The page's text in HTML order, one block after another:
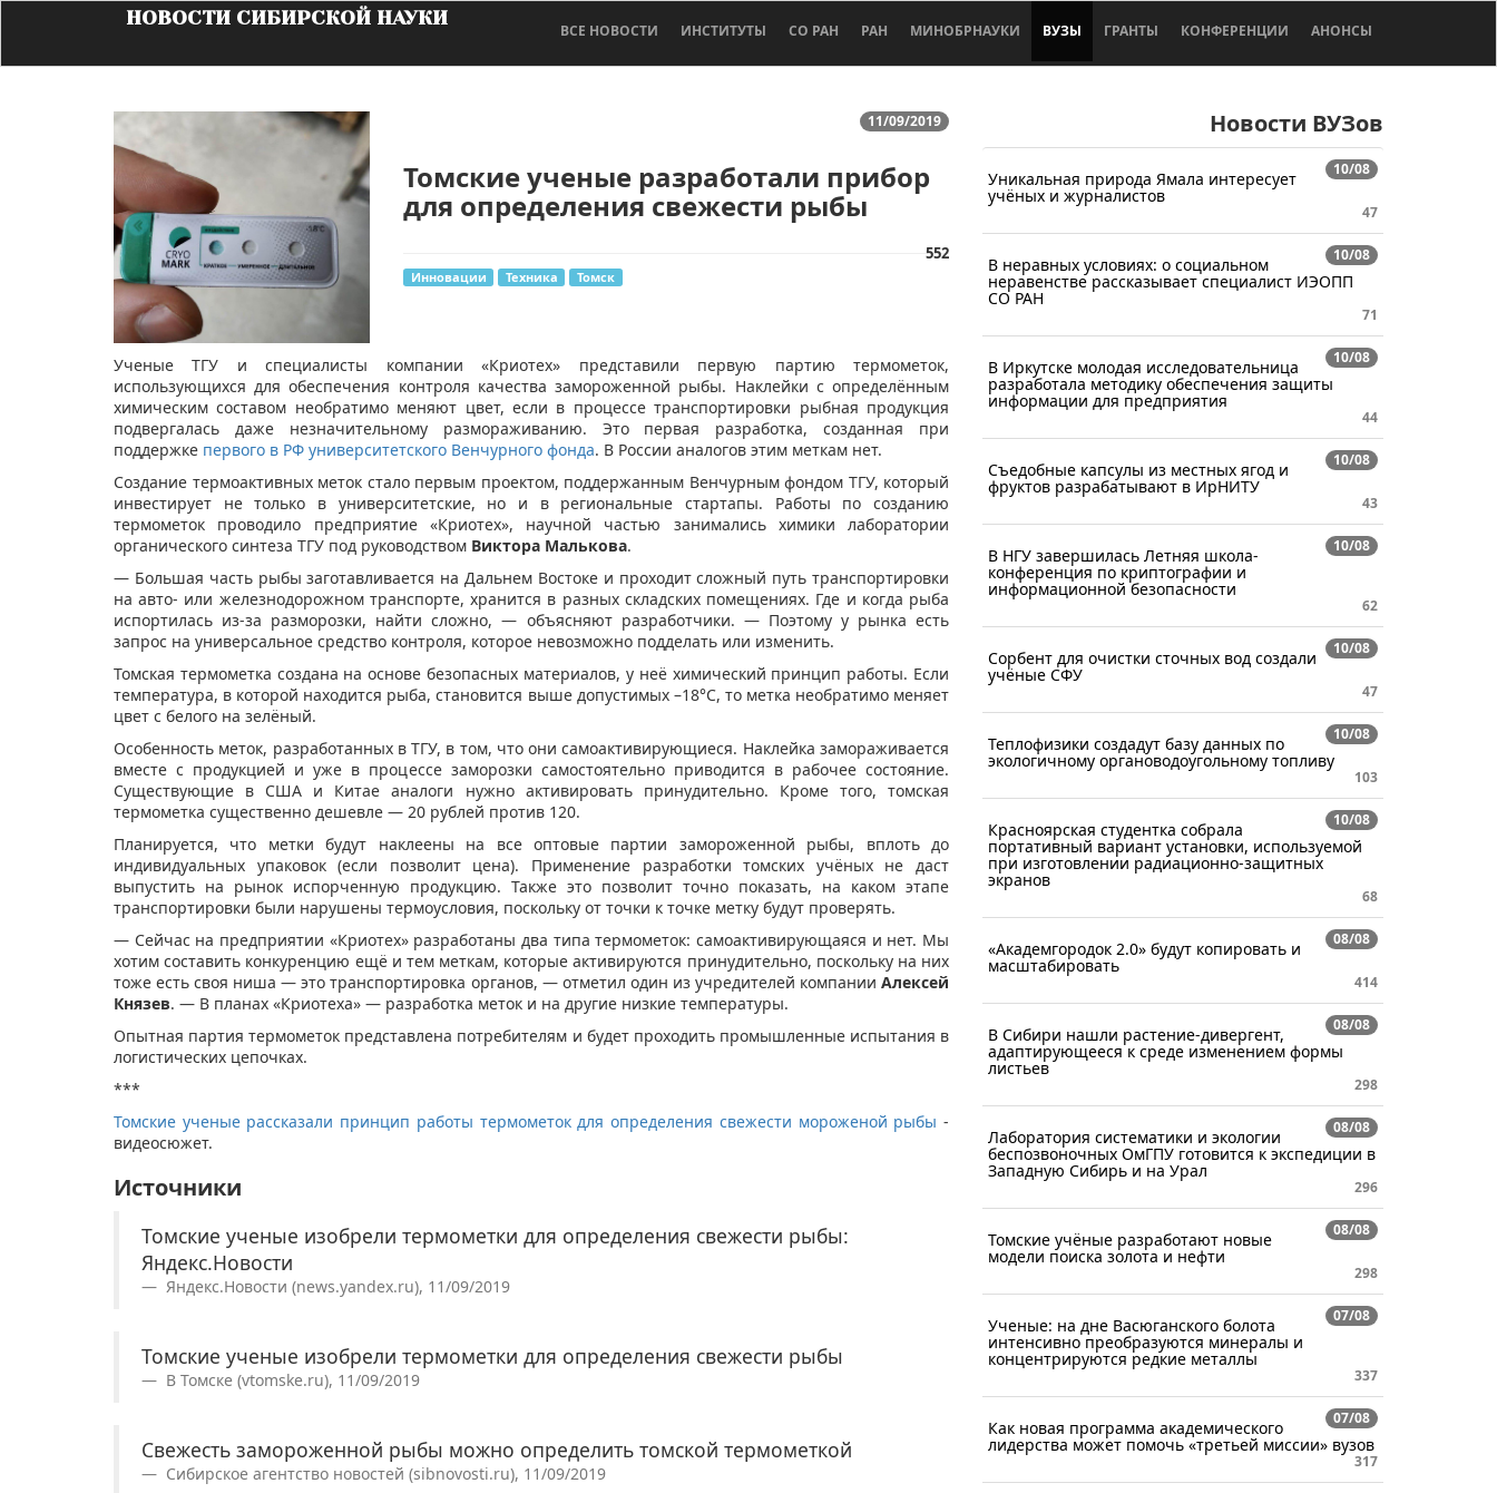
НОВОСТИ СИБИРСКОЙ НАУКИ
ВСЕ НОВОСТИ ИНСТИТУТЫ СО РАН РАН МИНОБРНАУКИ ВУЗЫ ГРАНТЫ КОНФЕРЕНЦИИ АНОНСЫ
11/09/2019
Томские ученые разработали прибор
для определения свежести рыбы
552
Инновации Техника Томск
​Ученые ТГУ и специалисты компании «Криотех» представили первую партию термометок,
использующихся для обеспечения контроля качества замороженной рыбы. Наклейки с определённым
химическим составом необратимо меняют цвет, если в процессе транспортировки рыбная продукция
подвергалась даже незначительному размораживанию. Это первая разработка, созданная при
поддержке первого в РФ университетского Венчурного фонда. В России аналогов этим меткам нет.
Создание термоактивных меток стало первым проектом, поддержанным Венчурным фондом ТГУ, который
инвестирует не только в университетские, но и в региональные стартапы. Работы по созданию
термометок проводило предприятие «Криотех», научной частью занимались химики лаборатории
органического синтеза ТГУ под руководством Виктора Малькова.
— Большая часть рыбы заготавливается на Дальнем Востоке и проходит сложный путь транспортировки
на авто- или железнодорожном транспорте, хранится в разных складских помещениях. Где и когда рыба
испортилась из-за разморозки, найти сложно, — объясняют разработчики. — Поэтому у рынка есть
запрос на универсальное средство контроля, которое невозможно подделать или изменить.
Томская термометка создана на основе безопасных материалов, у неё химический принцип работы. Если
температура, в которой находится рыба, становится выше допустимых –18°С, то метка необратимо меняет
цвет с белого на зелёный.
Особенность меток, разработанных в ТГУ, в том, что они самоактивирующиеся. Наклейка замораживается
вместе с продукцией и уже в процессе заморозки самостоятельно приводится в рабочее состояние.
Существующие в США и Китае аналоги нужно активировать принудительно. Кроме того, томская
термометка существенно дешевле — 20 рублей против 120.
Планируется, что метки будут наклеены на все оптовые партии замороженной рыбы, вплоть до
индивидуальных упаковок (если позволит цена). Применение разработки томских учёных не даст
выпустить на рынок испорченную продукцию. Также это позволит точно показать, на каком этапе
транспортировки были нарушены термоусловия, поскольку от точки к точке метку будут проверять.
— Сейчас на предприятии «Криотех» разработаны два типа термометок: самоактивирующаяся и нет. Мы
хотим составить конкуренцию ещё и тем меткам, которые активируются принудительно, поскольку на них
тоже есть своя ниша — это транспортировка органов, — отметил один из учредителей компании Алексей
Князев. — В планах «Криотеха» — разработка меток и на другие низкие температуры.
Опытная партия термометок представлена потребителям и будет проходить промышленные испытания в
логистических цепочках.
***
Томские ученые рассказали принцип работы термометок для определения свежести мороженой рыбы -
видеосюжет.
Источники
Томские ученые изобрели термометки для определения свежести рыбы:
Яндекс.Новости
Яндекс.Новости (news.yandex.ru), 11/09/2019
Томские ученые изобрели термометки для определения свежести рыбы
В Томске (vtomske.ru), 11/09/2019
Свежесть замороженной рыбы можно определить томской термометкой
Сибирское агентство новостей (sibnovosti.ru), 11/09/2019
Новости ВУЗов
10/08
Уникальная природа Ямала интересует
учёных и журналистов
47
10/08
В неравных условиях: о социальном
неравенстве рассказывает специалист ИЭОПП
СО РАН
71
10/08
В Иркутске молодая исследовательница
разработала методику обеспечения защиты
информации для предприятия
44
10/08
Съедобные капсулы из местных ягод и
фруктов разрабатывают в ИрНИТУ
43
10/08
В НГУ завершилась Летняя школа-
конференция по криптографии и
информационной безопасности
62
10/08
Сорбент для очистки сточных вод создали
учёные СФУ
47
10/08
Теплофизики создадут базу данных по
экологичному органоводоугольному топливу
103
10/08
Красноярская студентка собрала
портативный вариант установки, используемой
при изготовлении радиационно-защитных
экранов
68
08/08
«Академгородок 2.0» будут копировать и
масштабировать
414
08/08
В Сибири нашли растение-дивергент,
адаптирующееся к среде изменением формы
листьев
298
08/08
Лаборатория систематики и экологии
беспозвоночных ОмГПУ готовится к экспедиции в
Западную Сибирь и на Урал
296
08/08
Томские учёные разработают новые
модели поиска золота и нефти
298
07/08
Ученые: на дне Васюганского болота
интенсивно преобразуются минералы и
концентрируются редкие металлы
337
07/08
Как новая программа академического
лидерства может помочь «третьей миссии» вузов
317